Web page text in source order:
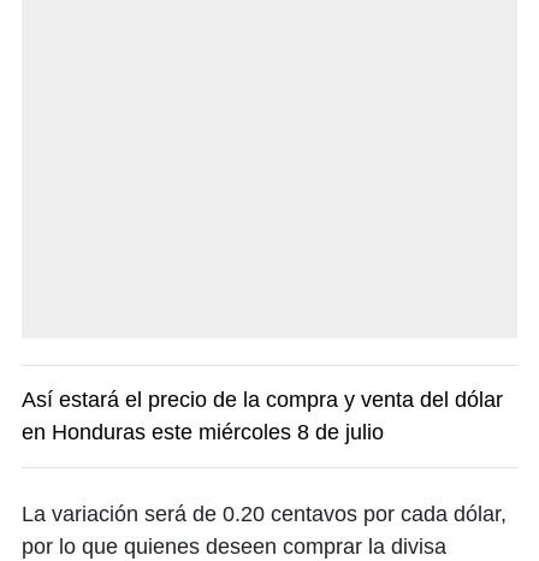
Así estará el precio de la compra y venta del dólar
en Honduras este miércoles 8 de julio
La variación será de 0.20 centavos por cada dólar,
por lo que quienes deseen comprar la divisa